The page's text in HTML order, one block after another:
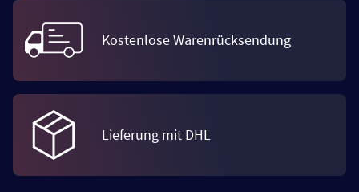
Kostenlose Warenrücksendung
Lieferung mit DHL